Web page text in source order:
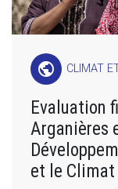
public CLIMAT
Evaluation
Arganières
et le Climat